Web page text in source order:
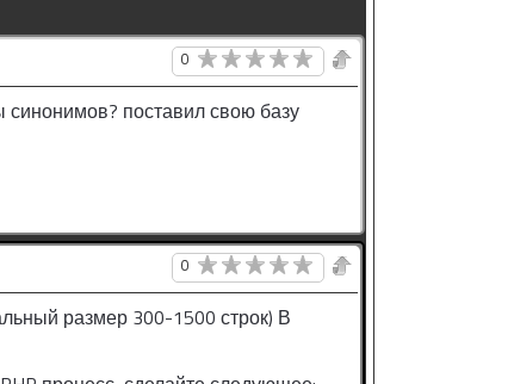
0
поставил свою базу
0
размер 300-1500 строк) В